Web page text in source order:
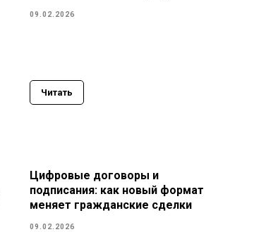
09.02.2026
Читать
Цифровые договоры и
подписания: как новый формат
меняет гражданские сделки
09.02.2026